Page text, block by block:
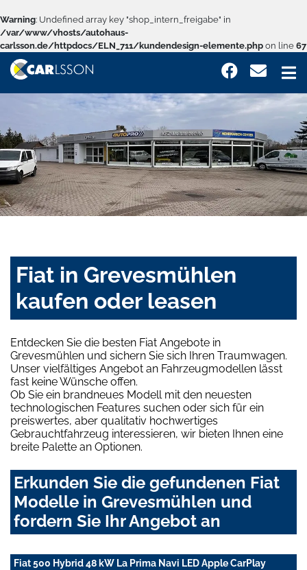
Warning: Undefined array key "shop_intern_freigabe" in
/var/www/vhosts/autohaus-
carlsson.de/httpdocs/ELN_711/kundendesign-elemente.php on line 67
Fiat in Grevesmühlen
kaufen oder leasen
Entdecken Sie die besten Fiat Angebote in
Grevesmühlen und sichern Sie sich Ihren Traumwagen.
Unser vielfältiges Angebot an Fahrzeugmodellen lässt
fast keine Wünsche offen.
Ob Sie ein brandneues Modell mit den neuesten
technologischen Features suchen oder sich für ein
preiswertes, aber qualitativ hochwertiges
Gebrauchtfahrzeug interessieren, wir bieten Ihnen eine
breite Palette an Optionen.
Erkunden Sie die gefundenen Fiat
Modelle in Grevesmühlen und
fordern Sie Ihr Angebot an
Fiat 500 Hybrid 48 kW La Prima Navi LED Apple CarPlay